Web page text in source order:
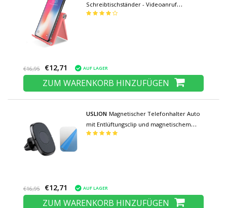
Schreibtischständer - Videoanruf
Smartphone Halter Schreibtischständer
€16,95 €12,71 AUF LAGER
ZUM WARENKORB HINZUFÜGEN
USLION Magnetischer Telefonhalter Auto
mit Entlüftungsclip und magnetischem
Aufkleber - Universal Dashboard
€16,95 €12,71 AUF LAGER
ZUM WARENKORB HINZUFÜGEN